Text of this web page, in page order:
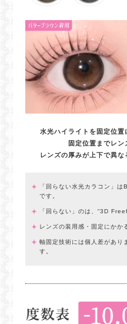
水光ハイライトを固定位置
固定位置までレン
レンズの厚みが上下で異な
「回らない水光カラコン」
です。
「回らない」のは、“3D
レンズの装用感・固定にかか
軸固定技術には個人差があり
す。